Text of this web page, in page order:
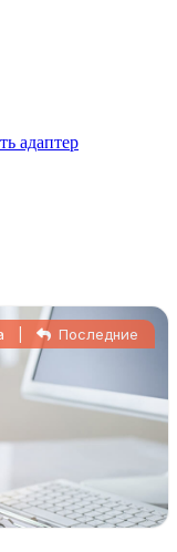
адаптер
Последние